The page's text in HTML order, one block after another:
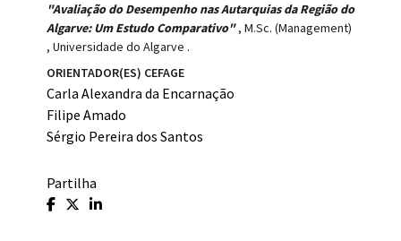
"Avaliação do Desempenho nas Autarquias da Região do
Algarve: Um Estudo Comparativo", M.Sc. (Management)
, Universidade do Algarve .
ORIENTADOR(ES) CEFAGE
Carla Alexandra da Encarnação
Filipe Amado
Sérgio Pereira dos Santos
Partilha